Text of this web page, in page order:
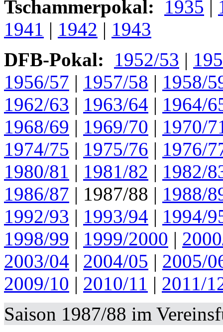
Tschammerpokal: 1935
1941 | 1942 | 1943
DFB-Pokal:
1952/53 |
1956/57 | 1957/58 | 1958/
1962/63 | 1963/64 | 1964/
1968/69 | 1969/70 | 1970/
1974/75 | 1975/76 | 1976/
1980/81 | 1981/82 | 1982/
1986/87 | 1987/88 | 1988/
1992/93 | 1993/94 | 1994/
1998/99 | 1999/2000 |
2003/04 | 2004/05 | 2005/
2009/10 | 2010/11 | 2011/
Saison 1987/88 im